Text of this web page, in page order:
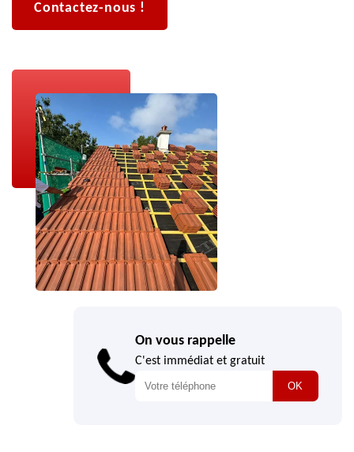
Contactez-nous !
On vous rappelle
C'est immédiat et gratuit